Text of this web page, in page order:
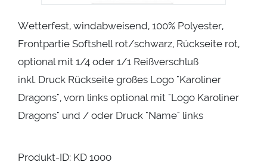
Wetterfest, windabweisend, 100% Polyester,
Frontpartie Softshell rot/schwarz, Rückseite rot,
optional mit 1/4 oder 1/1 Reißverschluß
inkl. Druck Rückseite großes Logo "Karoliner
Dragons", vorn links optional mit "Logo Karoliner
Dragons" und / oder Druck "Name" links
Produkt-ID: KD 1000